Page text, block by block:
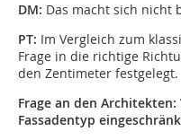
DM: Das macht sich nicht
PT: Im Vergleich zum
Frage in die richtige
den Zentimeter festgelegt.
Frage an den
Fassadentyp